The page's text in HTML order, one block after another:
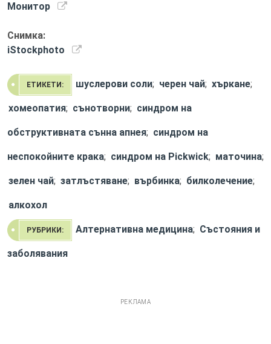
Монитор
Снимка:
iStockphoto
ЕТИКЕТИ: шуслерови соли; черен чай; хъркане;
хомеопатия; сънотворни; синдром на
обструктивната сънна апнея; синдром на
неспокойните крака; синдром на Pickwick; маточина;
зелен чай; затлъстяване; върбинка; билколечение;
алкохол
РУБРИКИ: Алтернативна медицина; Състояния и
заболявания
РЕКЛАМА